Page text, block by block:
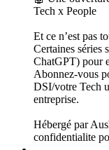
À qui s’adresse-t-
Aux équipes
agile@scale
Aux chefs de
veulent faire
À celles et ceux
veulent du